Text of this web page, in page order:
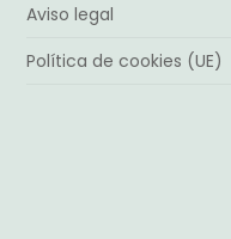
Aviso legal
Política de cookies (UE)